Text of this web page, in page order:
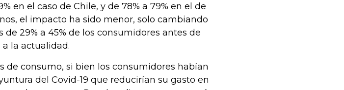
en el caso de Chile, y de 78% a 79% en el de
el impacto ha sido menor, solo cambiando
29% a 45% de los consumidores antes de
la actualidad.
de consumo, si bien los consumidores habían
del Covid-19 que reducirían su gasto en